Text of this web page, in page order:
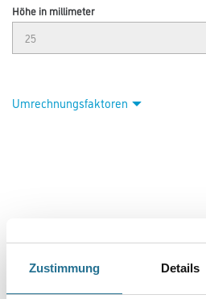
Zustimmung Details
Höhe in millimeter
Umrechnungsfaktoren